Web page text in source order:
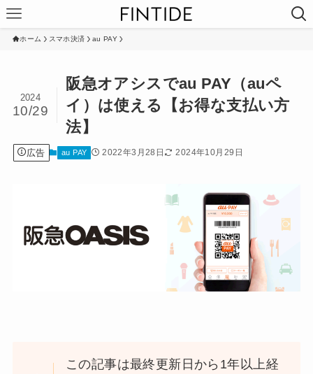
ホーム スマホ決済 au PAY
阪急オアシスでau PAY（auペ
イ）は使える【お得な支払い方
法】
2024
10/29
広告 au PAY 2022年3月28日 2024年10月29日
この記事は最終更新日から1年以上経